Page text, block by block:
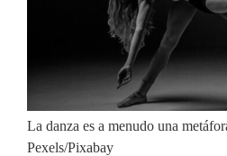
La danza es a menudo una
Pexels/Pixabay